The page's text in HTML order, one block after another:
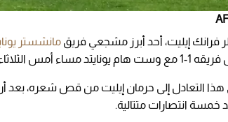
فرانك إيليت، أحد أبرز مشجعي فريق مانشستر
مساء أمس الثلاثاء 10 فبراير 2026.
خمسة انتصارات متتالية.